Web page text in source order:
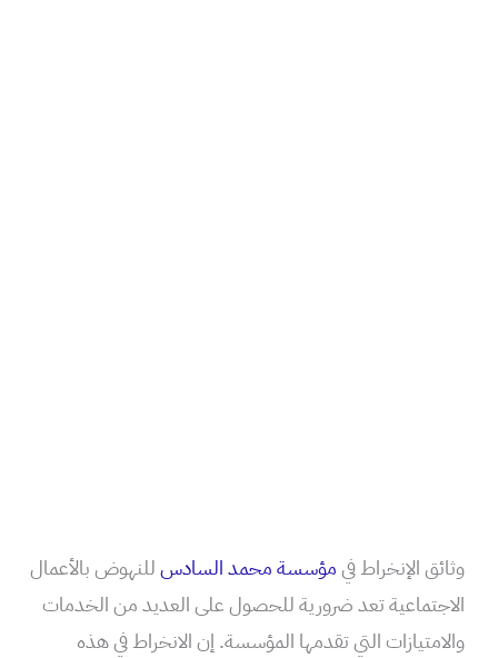
وثائق الإنخراط فيمؤسسة محمد السادسللنهوض بالأعمال
الاجتماعية تعد ضرورية للحصول على العديد من الخدمات
والامتيازات التي تقدمها المؤسسة. إن الانخراط في هذه